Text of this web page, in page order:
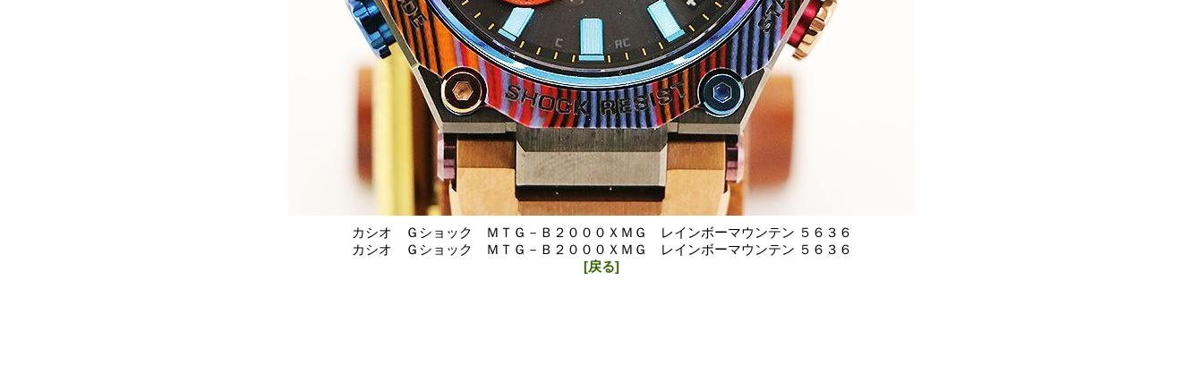
カシオ Ｇショック ＭＴＧ－Ｂ２０００ＸＭＧ レインボーマウンテン ５６３６
カシオ Ｇショック ＭＴＧ－Ｂ２０００ＸＭＧ レインボーマウンテン ５６３６
[戻る]